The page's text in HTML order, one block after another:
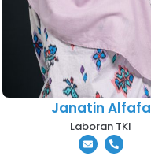
Janatin Alfafa
Laboran TKI